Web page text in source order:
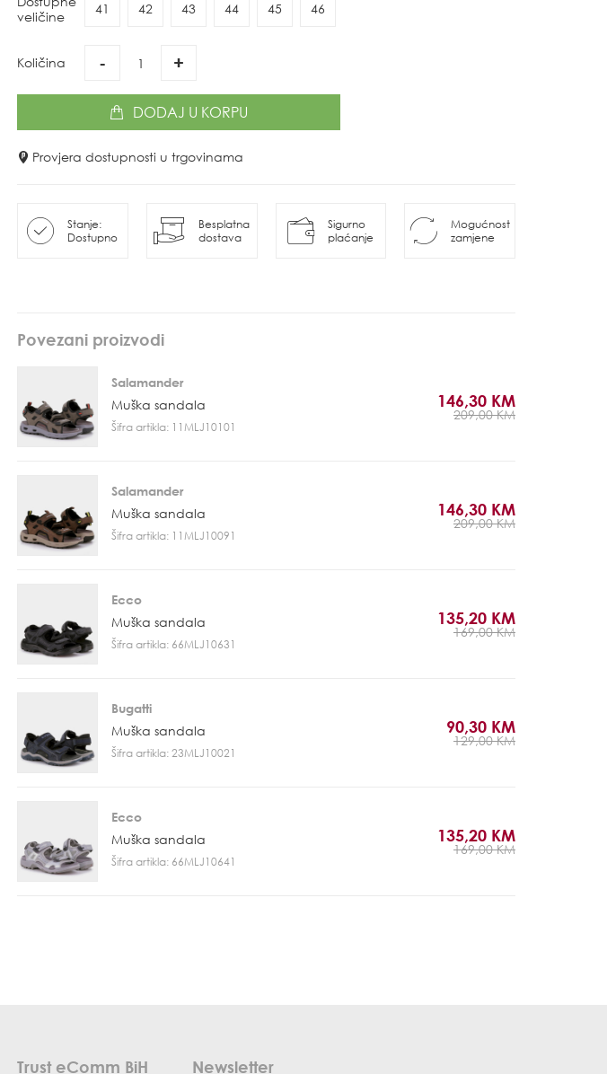
veličine
41 42 43 44 45 46
Količina - +
DODAJ U KORPU
Provjera dostupnosti u trgovinama
Stanje:
Dostupno
Besplatna
dostava
Sigurno
plaćanje
Mogućnost
zamjene
Povezani proizvodi
Salamander
Muška sandala
Šifra artikla: 11MLJ10101
146,30 KM
209,00 KM
Salamander
Muška sandala
Šifra artikla: 11MLJ10091
146,30 KM
209,00 KM
Ecco
Muška sandala
Šifra artikla: 66MLJ10631
135,20 KM
169,00 KM
Bugatti
Muška sandala
Šifra artikla: 23MLJ10021
90,30 KM
129,00 KM
Ecco
Muška sandala
Šifra artikla: 66MLJ10641
135,20 KM
169,00 KM
Trust eComm BiH Newsletter